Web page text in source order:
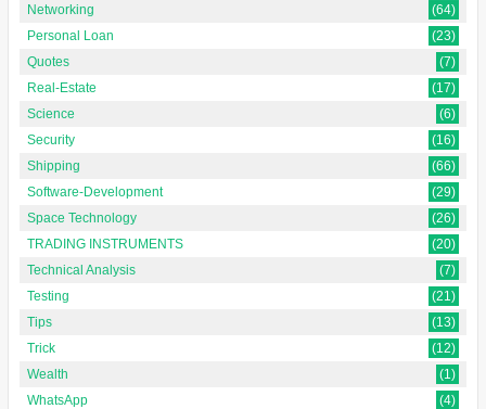
Networking
(64)
Personal Loan
(23)
Quotes
(7)
Real-Estate
(17)
Science
(6)
Security
(16)
Shipping
(66)
Software-Development
(29)
Space Technology
(26)
TRADING INSTRUMENTS
(20)
Technical Analysis
(7)
Testing
(21)
Tips
(13)
Trick
(12)
Wealth
(1)
WhatsApp
(4)